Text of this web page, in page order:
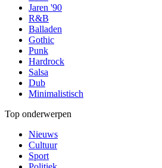
Jaren '90
R&B
Balladen
Gothic
Punk
Hardrock
Salsa
Dub
Minimalistisch
Top onderwerpen
Nieuws
Cultuur
Sport